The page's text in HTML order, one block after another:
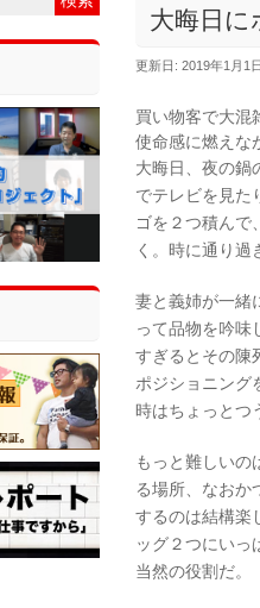
大晦日に
更新日: 2019年1月1日
買い物客で大混
使命感に燃えな
大晦日、夜の鍋
でテレビを見た
ゴを２つ積んで
く。時に通り過
妻と義姉が一緒
って品物を吟味
すぎるとその陳
ポジショニング
時はちょっとつ
もっと難しいの
る場所、なおか
するのは結構楽
ッグ２つにいっ
当然の役割だ。